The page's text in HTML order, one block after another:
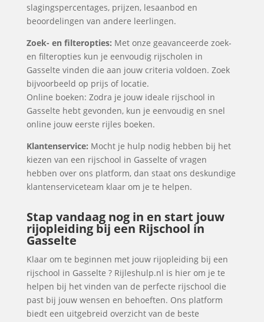
slagingspercentages, prijzen, lesaanbod en
beoordelingen van andere leerlingen.
Zoek- en filteropties: Met onze geavanceerde zoek-
en filteropties kun je eenvoudig rijscholen in
Gasselte vinden die aan jouw criteria voldoen. Zoek
bijvoorbeeld op prijs of locatie.
Online boeken: Zodra je jouw ideale rijschool in
Gasselte hebt gevonden, kun je eenvoudig en snel
online jouw eerste rijles boeken.
Klantenservice: Mocht je hulp nodig hebben bij het
kiezen van een rijschool in Gasselte of vragen
hebben over ons platform, dan staat ons deskundige
klantenserviceteam klaar om je te helpen.
Stap vandaag nog in en start jouw
rijopleiding bij een Rijschool in
Gasselte
Klaar om te beginnen met jouw rijopleiding bij een
rijschool in Gasselte ? Rijleshulp.nl is hier om je te
helpen bij het vinden van de perfecte rijschool die
past bij jouw wensen en behoeften. Ons platform
biedt een uitgebreid overzicht van de beste